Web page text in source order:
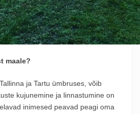
maale?
ja Tartu ümbruses, võib
kujunemine ja linnastumine on
inimesed peavad peagi oma